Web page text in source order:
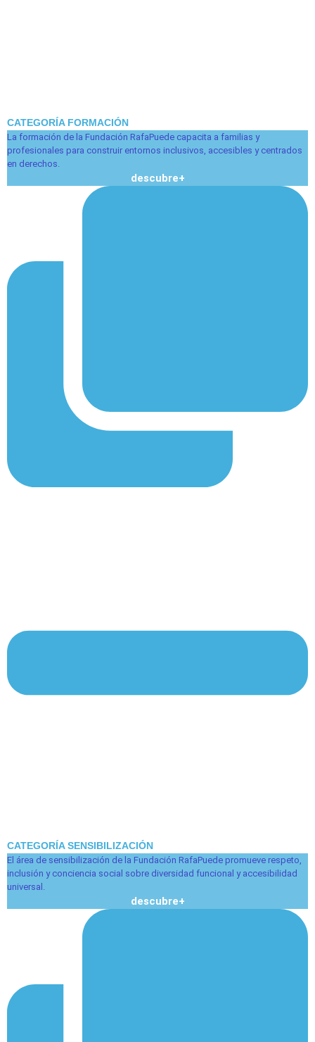
CATEGORÍA FORMACIÓN
La formación de la Fundación RafaPuede capacita a familias y
profesionales para construir entornos inclusivos, accesibles y centrados
en derechos.
descubre+
CATEGORÍA SENSIBILIZACIÓN
El área de sensibilización de la Fundación RafaPuede promueve respeto,
inclusión y conciencia social sobre diversidad funcional y accesibilidad
universal.
descubre+